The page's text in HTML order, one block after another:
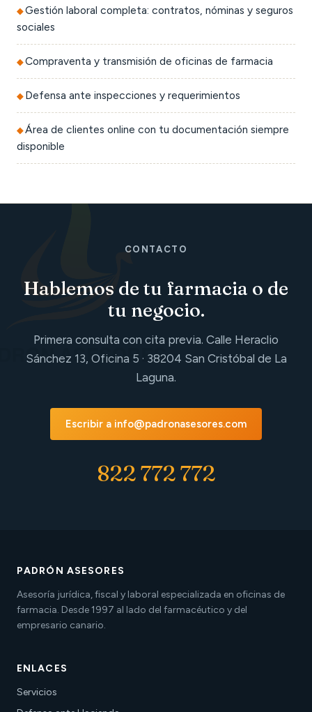
Gestión laboral completa: contratos, nóminas y seguros
sociales
Compraventa y transmisión de oficinas de farmacia
Defensa ante inspecciones y requerimientos
Área de clientes online con tu documentación siempre
disponible
CONTACTO
Hablemos de tu farmacia o de
tu negocio.
Primera consulta con cita previa. Calle Heraclio
Sánchez 13, Oficina 5 · 38204 San Cristóbal de La
Laguna.
Escribir a info@padronasesores.com
822 772 772
PADRÓN ASESORES
Asesoría jurídica, fiscal y laboral especializada en oficinas de
farmacia. Desde 1997 al lado del farmacéutico y del
empresario canario.
ENLACES
Servicios